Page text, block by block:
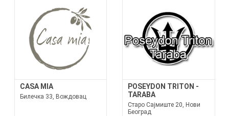
CASA MIA
Билечка 33, Вождовац
POSEYDON TRITON -
TARABA
Старо Сајмиште 20, Нови
Београд